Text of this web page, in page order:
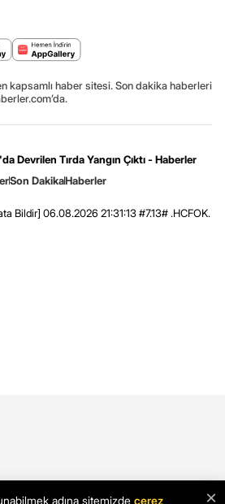
kapsamlı haber sitesi. Son dakika haberleri
Devrilen Tırda Yangın Çıktı - Haberler
Son DakikaHaberler
Bildir] 06.08.2026 21:31:13 #7.13# .HCFOK.
×
adına sitemizde çerez